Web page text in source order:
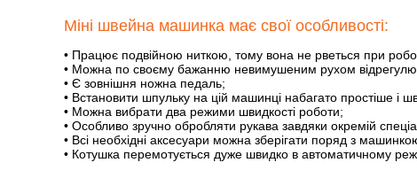
Міні швейна машинка має свої особливості:
• Працює подвійною ниткою, тому вона не рветься при
• Можна по своєму бажанню невимушеним рухом
• Є зовнішня ножна педаль;
• Встановити шпульку на цій машинці набагато простіше і
• Можна вибрати два режими швидкості роботи;
• Особливо зручно обробляти рукава завдяки окремій
• Всі необхідні аксесуари можна зберігати поряд з
• Котушка перемотується дуже швидко в автоматичному